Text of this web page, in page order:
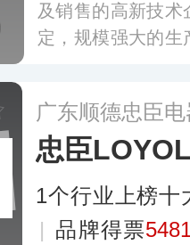
及销售的高新技
定，规模强大的
广东顺德忠臣
忠臣
1个行业上榜十
| 品牌得票